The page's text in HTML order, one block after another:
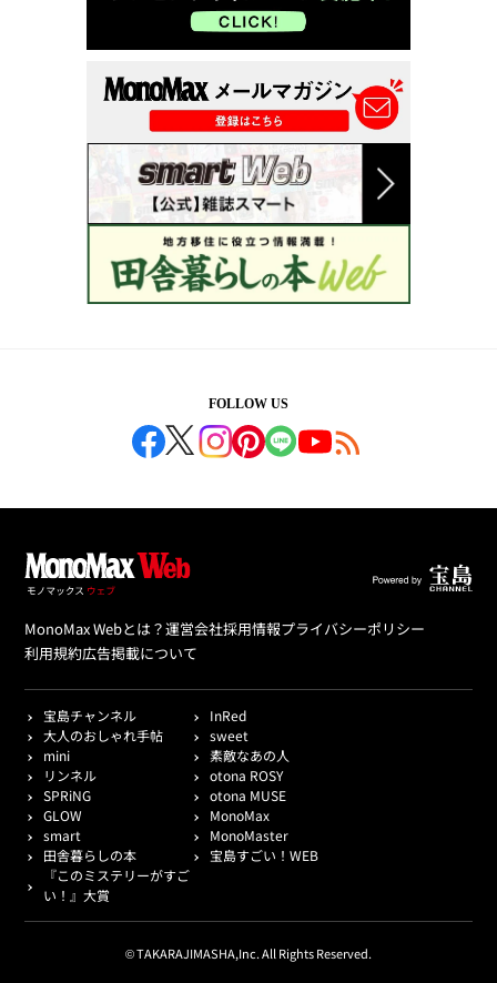
FOLLOW US
MonoMax Webとは？運営会社採用情報プライバシーポリシー
利用規約広告掲載について
宝島チャンネル
InRed
大人のおしゃれ手帖
sweet
mini
素敵なあの人
リンネル
otona ROSY
SPRiNG
otona MUSE
GLOW
MonoMax
smart
MonoMaster
田舎暮らしの本
宝島すごい！WEB
『このミステリーがすご
い！』大賞
© TAKARAJIMASHA,Inc. All Rights Reserved.